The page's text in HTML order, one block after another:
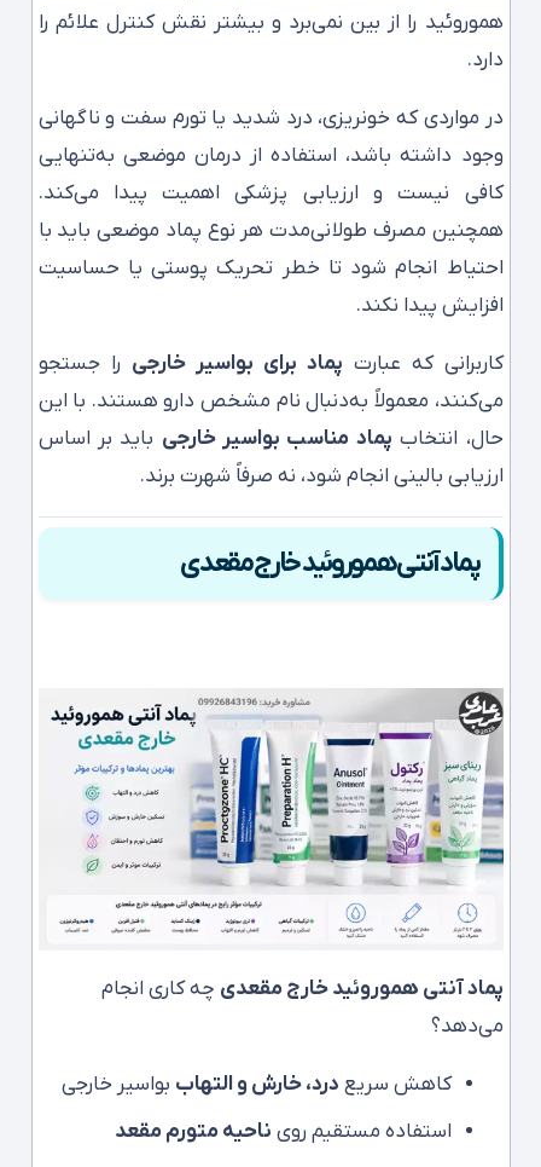
هموروئید را از بین نمی‌برد و بیشتر نقش کنترل علائم را
دارد.
در مواردی که خونریزی، درد شدید یا تورم سفت و ناگهانی
وجود داشته باشد، استفاده از درمان موضعی به‌تنهایی
کافی نیست و ارزیابی پزشکی اهمیت پیدا می‌کند.
همچنین مصرف طولانی‌مدت هر نوع پماد موضعی باید با
احتیاط انجام شود تا خطر تحریک پوستی یا حساسیت
افزایش پیدا نکند.
کاربرانی که عبارت پماد برای بواسیر خارجی را جستجو
می‌کنند، معمولاً به‌دنبال نام مشخص دارو هستند. با این
حال، انتخاب پماد مناسب بواسیر خارجی باید بر اساس
ارزیابی بالینی انجام شود، نه صرفاً شهرت برند.
پماد آنتی هموروئید خارج مقعدی
پماد آنتی هموروئید خارج مقعدی چه کاری انجام
می‌دهد؟
کاهش سریع درد، خارش و التهاب بواسیر خارجی
استفاده مستقیم روی ناحیه متورم مقعد